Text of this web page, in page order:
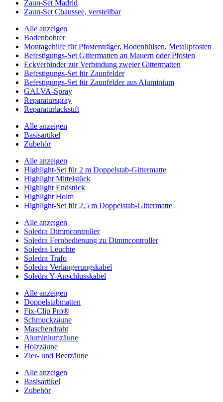
Zaun-Set Madrid
Zaun-Set Chaussee, verstellbar
Alle anzeigen
Bodenbohrer
Montagehilfe für Pfostenträger, Bodenhülsen, Metallpfosten
Befestigungs-Set Gittermatten an Mauern oder Pfosten
Eckverbinder zur Verbindung zweier Gittermatten
Befestigungs-Set für Zaunfelder
Befestigungs-Set für Zaunfelder aus Aluminium
GALVA-Spray
Reparaturspray
Reparaturlackstift
Alle anzeigen
Basisartikel
Zubehör
Alle anzeigen
Highlight-Set für 2 m Doppelstab-Gittermatte
Highlight Mittelstück
Highlight Endstück
Highlight Holm
Highlight-Set für 2,5 m Doppelstab-Gittermatte
Alle anzeigen
Soledra Dimmcontroller
Soledra Fernbedienung zu Dimmcontroller
Soledra Leuchte
Soledra Trafo
Soledra Verlängerungskabel
Soledra Y-Anschlusskabel
Alle anzeigen
Doppelstabmatten
Fix-Clip Pro®
Schmuckzäune
Maschendraht
Aluminiumzäune
Holzzäune
Zier- und Beetzäune
Alle anzeigen
Basisartikel
Zubehör